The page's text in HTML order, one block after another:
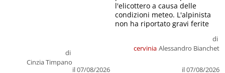
di
Cinzia Timpano
il 07/08/2026
cervinia
di
Alessandro Bianchet
il 07/08/2026
l'elicottero a causa delle
condizioni meteo. L'alpinista
non ha riportato gravi ferite